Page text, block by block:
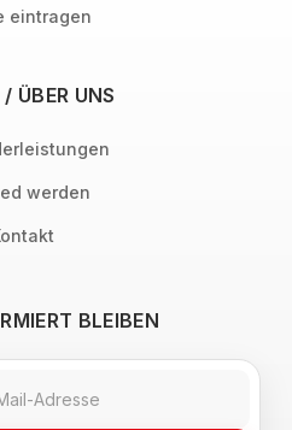
eintragen
ÜBER UNS
werden
BLEIBEN